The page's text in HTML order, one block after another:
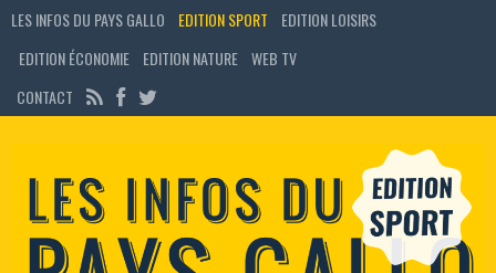
LES INFOS DU PAYS GALLO EDITION SPORT
EDITION LOISIRS
EDITION ÉCONOMIE
EDITION NATURE WEB TV
CONTACT